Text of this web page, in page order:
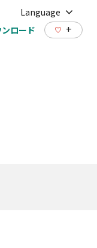
Language
ロード +